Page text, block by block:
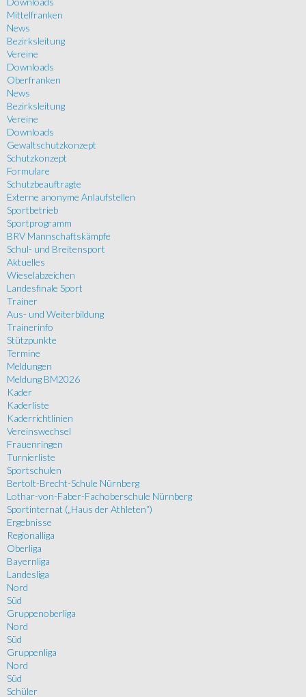
Mittelfranken
News
Bezirksleitung
Vereine
Downloads
Oberfranken
News
Bezirksleitung
Vereine
Downloads
Gewaltschutzkonzept
Schutzkonzept
Formulare
Schutzbeauftragte
Externe anonyme Anlaufstellen
Sportbetrieb
Sportprogramm
BRV Mannschaftskämpfe
Schul- und Breitensport
Aktuelles
Wieselabzeichen
Landesfinale Sport
Trainer
Aus- und Weiterbildung
Trainerinfo
Stützpunkte
Termine
Meldungen
Meldung BM2026
Kader
Kaderliste
Kaderrichtlinien
Vereinswechsel
Frauenringen
Turnierliste
Sportschulen
Bertolt-Brecht-Schule Nürnberg
Lothar-von-Faber-Fachoberschule Nürnberg
Sportinternat („Haus der Athleten“)
Ergebnisse
Regionalliga
Oberliga
Bayernliga
Landesliga
Nord
Süd
Gruppenoberliga
Nord
Süd
Gruppenliga
Nord
Süd
Schüler